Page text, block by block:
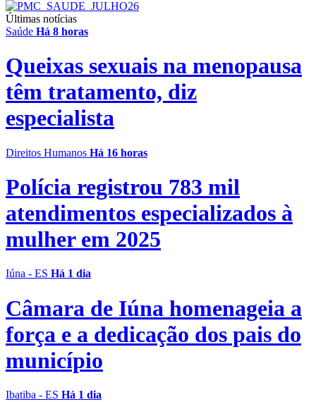
Últimas notícias
Saúde Há 8 horas
Queixas sexuais na menopausa
têm tratamento, diz
especialista
Direitos Humanos Há 16 horas
Polícia registrou 783 mil
atendimentos especializados à
mulher em 2025
Iúna - ES Há 1 dia
Câmara de Iúna homenageia a
força e a dedicação dos pais do
município
Ibatiba - ES Há 1 dia